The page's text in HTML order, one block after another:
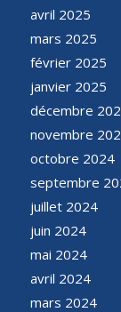
avril 2025
mars 2025
février 2025
janvier 2025
décembre
novembre
octobre 2024
septembre
juillet 2024
juin 2024
mai 2024
avril 2024
mars 2024